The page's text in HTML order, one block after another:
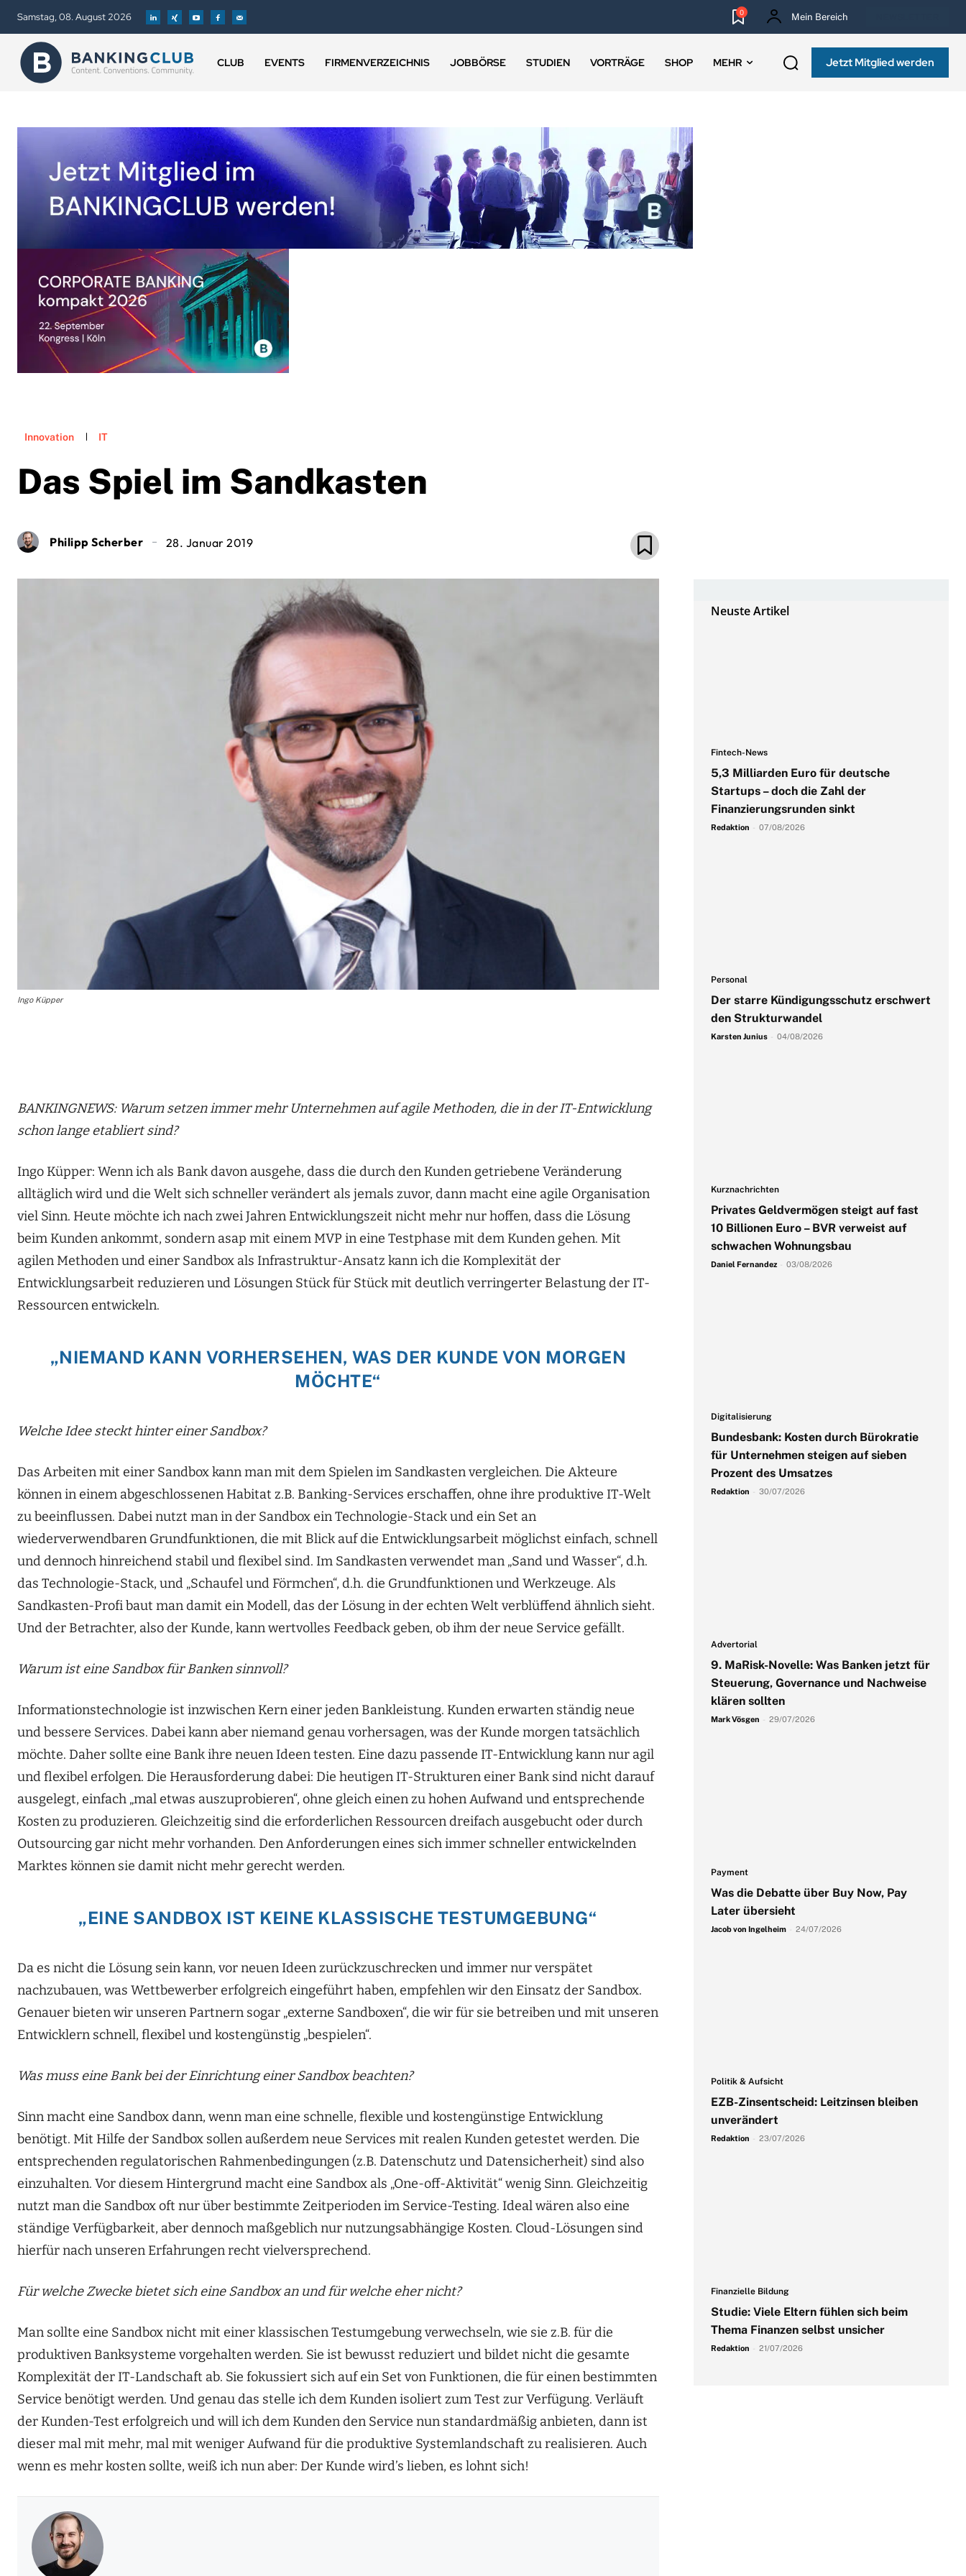
Samstag, 08. August 2026 0 Mein Bereich
CLUB EVENTS FIRMENVERZEICHNIS JOBBÖRSE STUDIEN VORTRÄGE SHOP MEHR Jetzt Mitglied werden
Innovation IT
Das Spiel im Sandkasten
Philipp Scherber 28. Januar 2019
Ingo Küpper
BANKINGNEWS: Warum setzen immer mehr Unternehmen auf agile Methoden, die in der IT-Entwicklung
schon lange etabliert sind?
Ingo Küpper: Wenn ich als Bank davon ausgehe, dass die durch den Kunden getriebene Veränderung
alltäglich wird und die Welt sich schneller verändert als jemals zuvor, dann macht eine agile Organisation
viel Sinn. Heute möchte ich nach zwei Jahren Entwicklungszeit nicht mehr nur hoffen, dass die Lösung
beim Kunden ankommt, sondern asap mit einem MVP in eine Testphase mit dem Kunden gehen. Mit
agilen Methoden und einer Sandbox als Infrastruktur-Ansatz kann ich die Komplexität der
Entwicklungsarbeit reduzieren und Lösungen Stück für Stück mit deutlich verringerter Belastung der IT-
Ressourcen entwickeln.
„NIEMAND KANN VORHERSEHEN, WAS DER KUNDE VON MORGEN
MÖCHTE“
Welche Idee steckt hinter einer Sandbox?
Das Arbeiten mit einer Sandbox kann man mit dem Spielen im Sandkasten vergleichen. Die Akteure
können in einem abgeschlossenen Habitat z.B. Banking-Services erschaffen, ohne ihre produktive IT-Welt
zu beeinflussen. Dabei nutzt man in der Sandbox ein Technologie-Stack und ein Set an
wiederverwendbaren Grundfunktionen, die mit Blick auf die Entwicklungsarbeit möglichst einfach, schnell
und dennoch hinreichend stabil und flexibel sind. Im Sandkasten verwendet man „Sand und Wasser“, d.h.
das Technologie-Stack, und „Schaufel und Förmchen“, d.h. die Grundfunktionen und Werkzeuge. Als
Sandkasten-Profi baut man damit ein Modell, das der Lösung in der echten Welt verblüffend ähnlich sieht.
Und der Betrachter, also der Kunde, kann wertvolles Feedback geben, ob ihm der neue Service gefällt.
Warum ist eine Sandbox für Banken sinnvoll?
Informationstechnologie ist inzwischen Kern einer jeden Bankleistung. Kunden erwarten ständig neue
und bessere Services. Dabei kann aber niemand genau vorhersagen, was der Kunde morgen tatsächlich
möchte. Daher sollte eine Bank ihre neuen Ideen testen. Eine dazu passende IT-Entwicklung kann nur agil
und flexibel erfolgen. Die Herausforderung dabei: Die heutigen IT-Strukturen einer Bank sind nicht darauf
ausgelegt, einfach „mal etwas auszuprobieren“, ohne gleich einen zu hohen Aufwand und entsprechende
Kosten zu produzieren. Gleichzeitig sind die erforderlichen Ressourcen dreifach ausgebucht oder durch
Outsourcing gar nicht mehr vorhanden. Den Anforderungen eines sich immer schneller entwickelnden
Marktes können sie damit nicht mehr gerecht werden.
„EINE SANDBOX IST KEINE KLASSISCHE TESTUMGEBUNG“
Da es nicht die Lösung sein kann, vor neuen Ideen zurückzuschrecken und immer nur verspätet
nachzubauen, was Wettbewerber erfolgreich eingeführt haben, empfehlen wir den Einsatz der Sandbox.
Genauer bieten wir unseren Partnern sogar „externe Sandboxen“, die wir für sie betreiben und mit unseren
Entwicklern schnell, flexibel und kostengünstig „bespielen“.
Was muss eine Bank bei der Einrichtung einer Sandbox beachten?
Sinn macht eine Sandbox dann, wenn man eine schnelle, flexible und kostengünstige Entwicklung
benötigt. Mit Hilfe der Sandbox sollen außerdem neue Services mit realen Kunden getestet werden. Die
entsprechenden regulatorischen Rahmenbedingungen (z.B. Datenschutz und Datensicherheit) sind also
einzuhalten. Vor diesem Hintergrund macht eine Sandbox als „One-off-Aktivität“ wenig Sinn. Gleichzeitig
nutzt man die Sandbox oft nur über bestimmte Zeitperioden im Service-Testing. Ideal wären also eine
ständige Verfügbarkeit, aber dennoch maßgeblich nur nutzungsabhängige Kosten. Cloud-Lösungen sind
hierfür nach unseren Erfahrungen recht vielversprechend.
Für welche Zwecke bietet sich eine Sandbox an und für welche eher nicht?
Man sollte eine Sandbox nicht mit einer klassischen Testumgebung verwechseln, wie sie z.B. für die
produktiven Banksysteme vorgehalten werden. Sie ist bewusst reduziert und bildet nicht die gesamte
Komplexität der IT-Landschaft ab. Sie fokussiert sich auf ein Set von Funktionen, die für einen bestimmten
Service benötigt werden. Und genau das stelle ich dem Kunden isoliert zum Test zur Verfügung. Verläuft
der Kunden-Test erfolgreich und will ich dem Kunden den Service nun standardmäßig anbieten, dann ist
dieser mal mit mehr, mal mit weniger Aufwand für die produktive Systemlandschaft zu realisieren. Auch
wenn es mehr kosten sollte, weiß ich nun aber: Der Kunde wird’s lieben, es lohnt sich!
Neuste Artikel
Fintech-News
5,3 Milliarden Euro für deutsche
Startups – doch die Zahl der
Finanzierungsrunden sinkt
Redaktion 07/08/2026
Personal
Der starre Kündigungsschutz erschwert
den Strukturwandel
Karsten Junius 04/08/2026
Kurznachrichten
Privates Geldvermögen steigt auf fast
10 Billionen Euro – BVR verweist auf
schwachen Wohnungsbau
Daniel Fernandez 03/08/2026
Digitalisierung
Bundesbank: Kosten durch Bürokratie
für Unternehmen steigen auf sieben
Prozent des Umsatzes
Redaktion 30/07/2026
Advertorial
9. MaRisk-Novelle: Was Banken jetzt für
Steuerung, Governance und Nachweise
klären sollten
Mark Vösgen 29/07/2026
Payment
Was die Debatte über Buy Now, Pay
Later übersieht
Jacob von Ingelheim 24/07/2026
Politik & Aufsicht
EZB-Zinsentscheid: Leitzinsen bleiben
unverändert
Redaktion 23/07/2026
Finanzielle Bildung
Studie: Viele Eltern fühlen sich beim
Thema Finanzen selbst unsicher
Redaktion 21/07/2026